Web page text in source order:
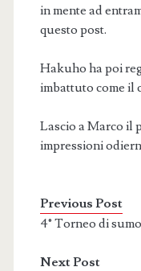
in mente ad
questo post.
Hakuho ha poi
imbattuto come il
Lascio a Marco il
impressioni
Previous Post
4° Torneo di
Next Post